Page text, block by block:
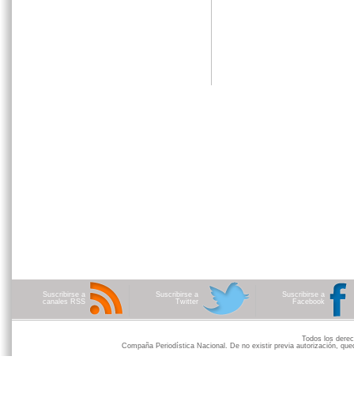
Suscribirse a
canales RSS
Suscribirse a
Twitter
Suscribirse a
Facebook
Todos los
Compaña Periodística Nacional. De no existir previa autorización,